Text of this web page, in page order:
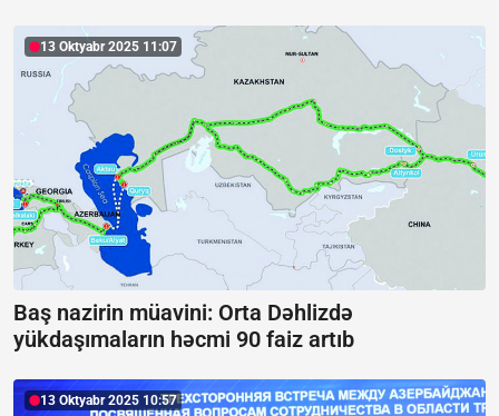
13 Oktyabr 2025 11:07
Baş nazirin müavini: Orta Dəhlizdə
yükdaşımaların həcmi 90 faiz artıb
13 Oktyabr 2025 10:57